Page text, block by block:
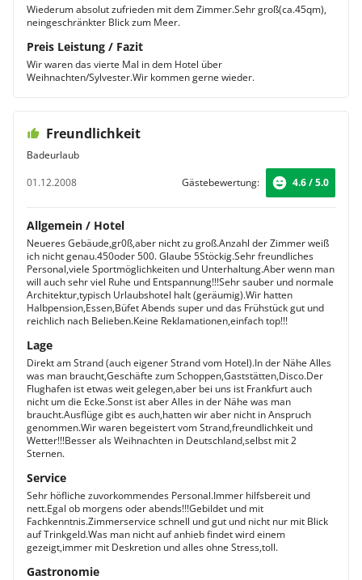
Wiederum absolut zufrieden mit dem Zimmer.Sehr groß(ca.45qm),
neingeschränkter Blick zum Meer.
Preis Leistung / Fazit
Wir waren das vierte Mal in dem Hotel über
Weihnachten/Sylvester.Wir kommen gerne wieder.
Freundlichkeit
Badeurlaub
01.12.2008
Gästebewertung: 4.6 / 5.0
Allgemein / Hotel
Neueres Gebäude,gr0ß,aber nicht zu groß.Anzahl der Zimmer weiß
ich nicht genau.450oder 500. Glaube 5Stöckig.Sehr freundliches
Personal,viele Sportmöglichkeiten und Unterhaltung.Aber wenn man
will auch sehr viel Ruhe und Entspannung!!!Sehr sauber und normale
Architektur,typisch Urlaubshotel halt (geräumig).Wir hatten
Halbpension,Essen,Büfet Abends super und das Frühstück gut und
reichlich nach Belieben.Keine Reklamationen,einfach top!!!
Lage
Direkt am Strand (auch eigener Strand vom Hotel).In der Nähe Alles
was man braucht,Geschäfte zum Schoppen,Gaststätten,Disco.Der
Flughafen ist etwas weit gelegen,aber bei uns ist Frankfurt auch
nicht um die Ecke.Sonst ist aber Alles in der Nähe was man
braucht.Ausflüge gibt es auch,hatten wir aber nicht in Anspruch
genommen.Wir waren begeistert vom Strand,freundlichkeit und
Wetter!!!Besser als Weihnachten in Deutschland,selbst mit 2
Sternen.
Service
Sehr höfliche zuvorkommendes Personal.Immer hilfsbereit und
nett.Egal ob morgens oder abends!!!Gebildet und mit
Fachkenntnis.Zimmerservice schnell und gut und nicht nur mit Blick
auf Trinkgeld.Was man nicht auf anhieb findet wird einem
gezeigt,immer mit Deskretion und alles ohne Stress,toll.
Gastronomie